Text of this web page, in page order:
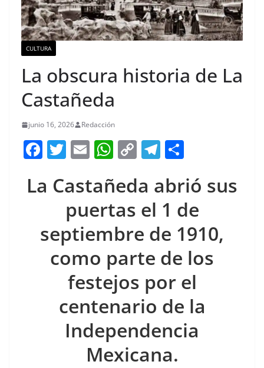
CULTURA
La obscura historia de La
Castañeda
junio 16, 2026 Redacción
F
c
b
o
o
T
itt
er
E
ai
l
W
at
s
A
p
p
C
p
y
Li
n
k
T
e
gr
a
m
ar
e
La Castañeda abrió sus
puertas el 1 de
septiembre de 1910,
como parte de los
festejos por el
centenario de la
Independencia
Mexicana.